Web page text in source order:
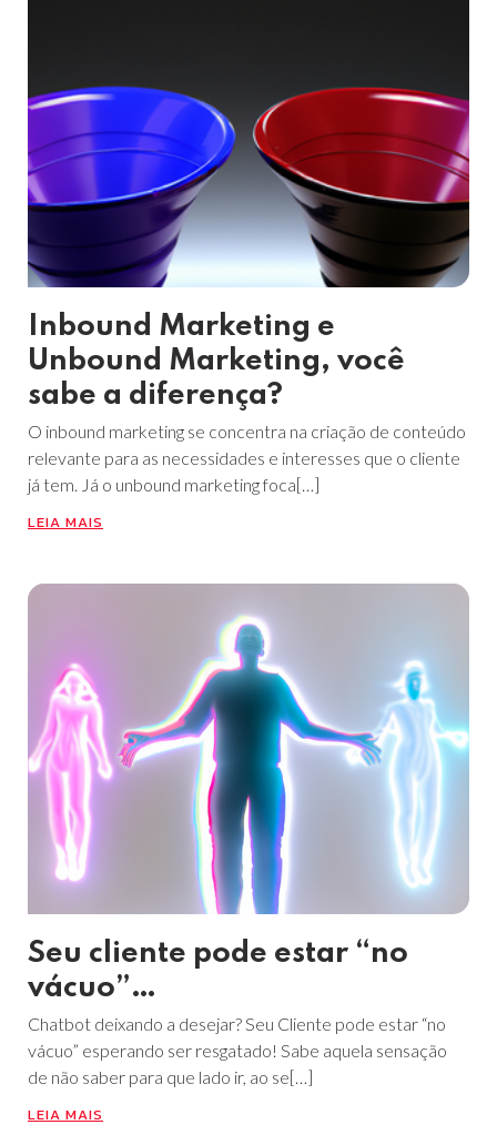
Inbound Marketing e
Unbound Marketing, você
sabe a diferença?
O inbound marketing se concentra na criação de conteúdo
relevante para as necessidades e interesses que o cliente
já tem. Já o unbound marketing foca[…]
LEIA MAIS
Seu cliente pode estar “no
vácuo”…
Chatbot deixando a desejar? Seu Cliente pode estar “no
vácuo” esperando ser resgatado! Sabe aquela sensação
de não saber para que lado ir, ao se[…]
LEIA MAIS